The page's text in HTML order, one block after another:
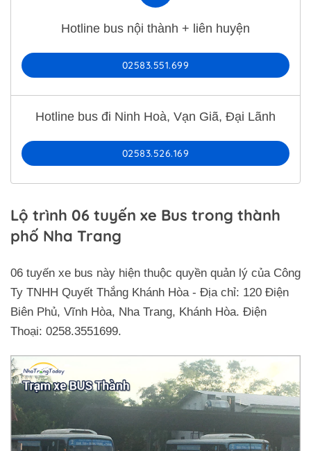
Hotline bus nội thành + liên huyện
02583.551.699
Hotline bus đi Ninh Hoà, Vạn Giã, Đại Lãnh
02583.526.169
Lộ trình 06 tuyến xe Bus trong thành
phố Nha Trang
06 tuyến xe bus này hiện thuộc quyền quản lý của Công
Ty TNHH Quyết Thắng Khánh Hòa - Địa chỉ: 120 Điện
Biên Phủ, Vĩnh Hòa, Nha Trang, Khánh Hòa. Điện
Thoại: 0258.3551699.